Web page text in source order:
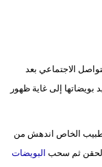
الاجتماعي بعد
إلى غاية ظهور
الخاص اندهش من
الحقن ثم سحب البويضات